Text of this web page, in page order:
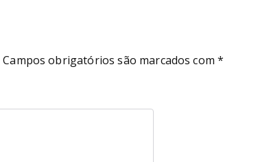
Campos obrigatórios são marcados com*